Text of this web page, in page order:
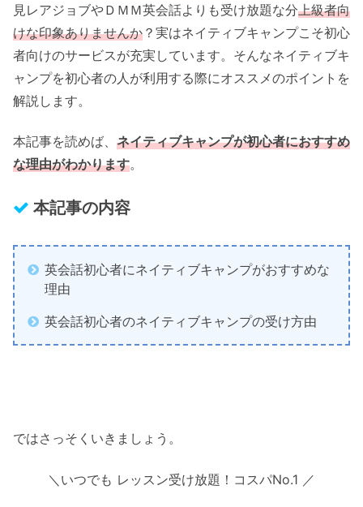
見レアジョブやＤＭＭ英会話よりも受け放題な分上級者向
けな印象ありませんか ？実はネイティブキャンプこそ初心
者向けのサービスが充実しています。そんなネイティブキ
ャンプを初心者の人が利用する際にオススメのポイントを
解説します。
本記事を読めば、 ネイティブキャンプが初心者におすすめ
な理由がわかります。
本記事の内容
英会話初心者にネイティブキャンプがおすすめな
理由
英会話初心者のネイティブキャンプの受け方由
ではさっそくいきましょう。
＼いつでも レッスン受け放題！コスパNo.1 ／